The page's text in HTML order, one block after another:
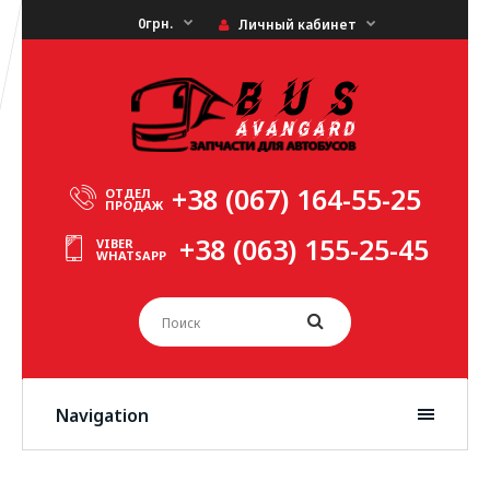
0грн. Личный кабинет
ОТДЕЛ
ПРОДАЖ +38 (067) 164-55-25
VIBER
WHATSAPP +38 (063) 155-25-45
Navigation